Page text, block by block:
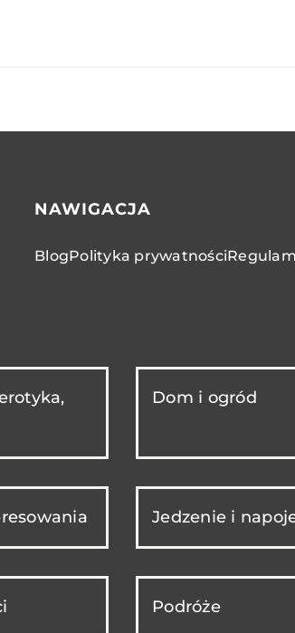
NAWIGACJA
BlogPolityka prywatności
Dom i ogród
Jedzenie i
Podróże